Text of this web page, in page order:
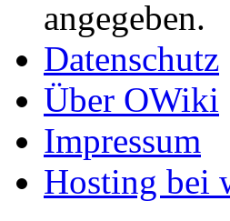
angegeben.
Datenschutz
Über OWiki
Impressum
Hosting bei